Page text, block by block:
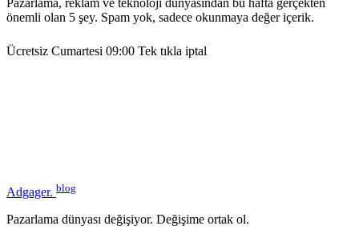
önemli olan 5 şey. Spam yok, sadece okunmaya değer içerik.
Ücretsiz Cumartesi 09:00 Tek tıkla iptal
Adgager. blog
Pazarlama dünyası değişiyor. Değişime ortak ol.